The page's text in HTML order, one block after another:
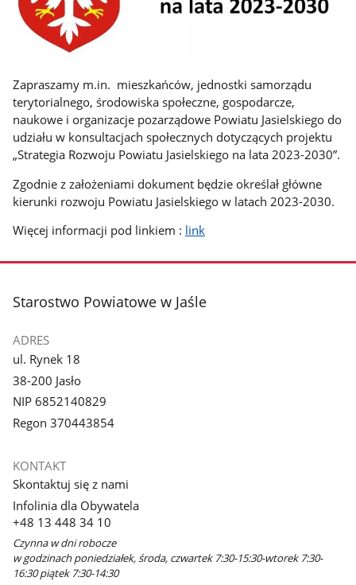
Zapraszamy m.in. mieszkańców, jednostki samorządu
terytorialnego, środowiska społeczne, gospodarcze,
naukowe i organizacje pozarządowe Powiatu Jasielskiego do
udziału w konsultacjach społecznych dotyczących projektu
„Strategia Rozwoju Powiatu Jasielskiego na lata 2023-2030”.
Zgodnie z założeniami dokument będzie określał główne
kierunki rozwoju Powiatu Jasielskiego w latach 2023-2030.
Więcej informacji pod linkiem : link
stopka
Starostwo Powiatowe w Jaśle
ADRES
ul. Rynek 18
38-200 Jasło
NIP 6852140829
Regon 370443854
KONTAKT
Skontaktuj się z nami
Infolinia dla Obywatela
+48 13 448 34 10
Czynna w dni robocze
w godzinach poniedziałek, środa, czwartek 7:30-15:30-wtorek 7:30-
16:30 piątek 7:30-14:30